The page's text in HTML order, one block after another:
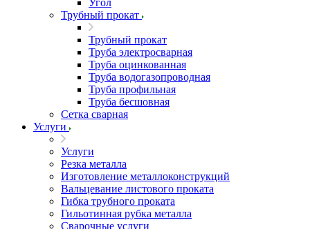
Угол
Трубный прокат
Трубный прокат
Труба электросварная
Труба оцинкованная
Труба водогазопроводная
Труба профильная
Труба бесшовная
Сетка сварная
Услуги
Услуги
Резка металла
Изготовление металлоконструкций
Вальцевание листового проката
Гибка трубного проката
Гильотинная рубка металла
Сварочные услуги